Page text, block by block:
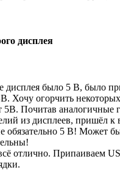
дисплея
дисплея было 5 В, было
Хочу огорчить
5В. Почитав аналогичные
из дисплеев, пришёл к
обязательно 5 В! Может
отлично. Припаиваем